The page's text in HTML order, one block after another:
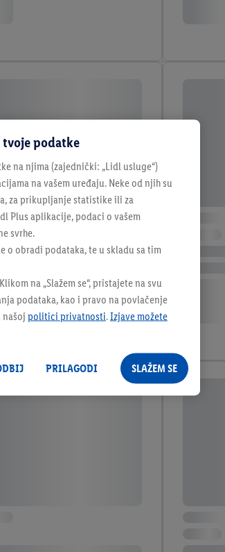
tvoje podatke
na njima (zajednički: „Lidl usluge“)
na vašem uređaju. Neke od njih su
za prikupljanje statistike ili za
Plus aplikacije, podaci o vašem
svrhe.
o obradi podataka, te u skladu sa tim
na „Slažem se“, pristajete na svu
podataka, kao i pravo na povlačenje
politici privatnosti.Izjave možete
PRILAGODI SLAŽEM SE